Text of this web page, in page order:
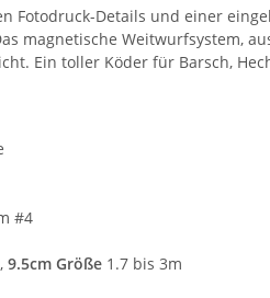
Fotodruck-Details und einer
magnetische Weitwurfsystem,
Ein toller Köder für Barsch,
#4
9.5cm Größe 1.7 bis 3m